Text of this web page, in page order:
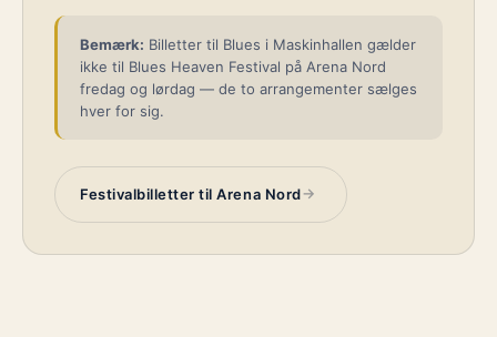
Bemærk: Billetter til Blues i Maskinhallen gælder
ikke til Blues Heaven Festival på Arena Nord
fredag og lørdag — de to arrangementer sælges
hver for sig.
Festivalbilletter til Arena Nord→